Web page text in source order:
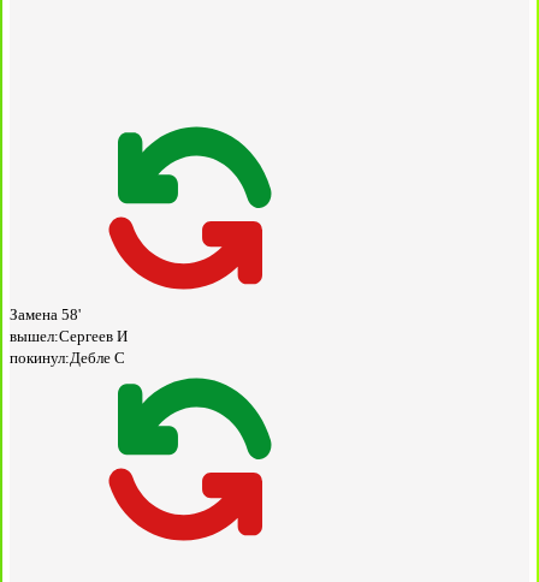
Замена 58'
вышел:Сергеев И
покинул:Дебле С